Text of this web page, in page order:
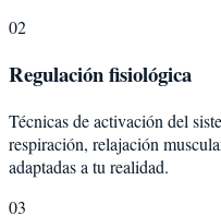
02
Regulación fisiológica
Técnicas de activación del
respiración, relajación
adaptadas a tu realidad.
03